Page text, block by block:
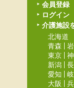
会員登録
ログイン
介護施設
北海道
青森
東京
新潟
愛知
大阪